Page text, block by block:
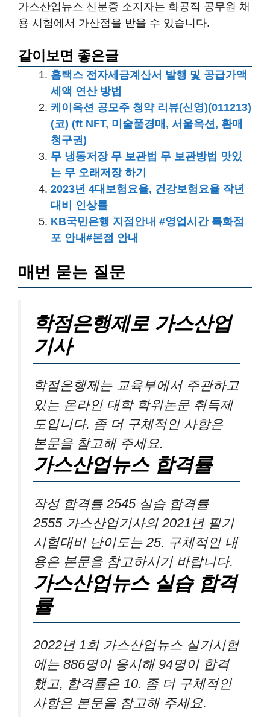
가스산업뉴스 신분증 소지자는 화공직 공무원 채
용 시험에서 가산점을 받을 수 있습니다.
같이보면 좋은글
홈택스 전자세금계산서 발행 및 공급가액
세액 연산 방법
케이옥션 공모주 청약 리뷰(신영)(011213)
(코) (ft NFT, 미술품경매, 서울옥션, 환매
청구권)
무 냉동저장 무 보관법 무 보관방법 맛있
는 무 오래저장 하기
2023년 4대보험요율, 건강보험요율 작년
대비 인상률
KB국민은행 지점안내 #영업시간 특화점
포 안내#본점 안내
매번 묻는 질문
학점은행제로 가스산업
기사
학점은행제는 교육부에서 주관하고
있는 온라인 대학 학위논문 취득제
도입니다. 좀 더 구체적인 사항은
본문을 참고해 주세요.
가스산업뉴스 합격률
작성 합격률 2545 실습 합격률
2555 가스산업기사의 2021년 필기
시험대비 난이도는 25. 구체적인 내
용은 본문을 참고하시기 바랍니다.
가스산업뉴스 실습 합격
률
2022년 1회 가스산업뉴스 실기시험
에는 886명이 응시해 94명이 합격
했고, 합격률은 10. 좀 더 구체적인
사항은 본문을 참고해 주세요.